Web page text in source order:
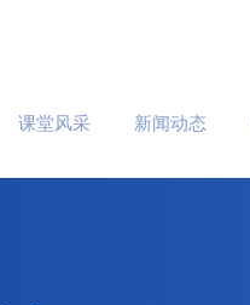
课堂风采 新闻动态